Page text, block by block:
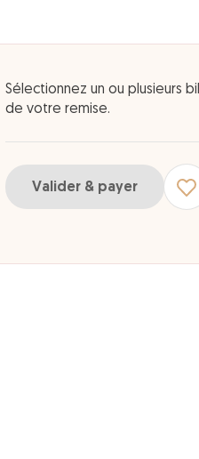
3 ans à 13 ans inclus
Sélectionnez un ou plusieurs
de votre remise.
Valider & payer